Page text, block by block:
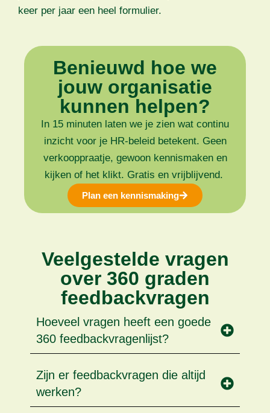
keer per jaar een heel formulier.
Benieuwd hoe we
jouw organisatie
kunnen helpen?
In 15 minuten laten we je zien wat continu
inzicht voor je HR-beleid betekent. Geen
verkooppraatje, gewoon kennismaken en
kijken of het klikt. Gratis en vrijblijvend.
Plan een kennismaking
Veelgestelde vragen
over 360 graden
feedbackvragen
Hoeveel vragen heeft een goede
360 feedbackvragenlijst?
Zijn er feedbackvragen die altijd
werken?